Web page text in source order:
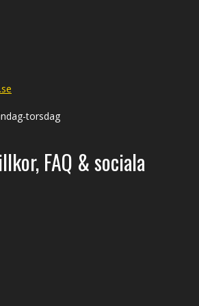
torsdag
FAQ & sociala